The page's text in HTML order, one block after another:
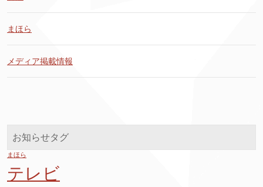
まほら
メディア掲載情報
お知らせタグ
まほら
テレビ